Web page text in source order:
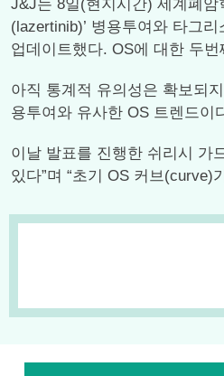
J&J는 8일(현지시간) 세계폐암
(lazertinib)’ 병용투여와 타그
업데이트했다. OS에 대한 두
아직 통계적 유의성은 확보되
용투여와 유사한 OS 트렌드이
이날 발표를 진행한 쉬리시 가
있다”며 “초기 OS 커브